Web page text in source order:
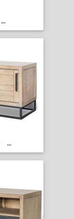
...
...